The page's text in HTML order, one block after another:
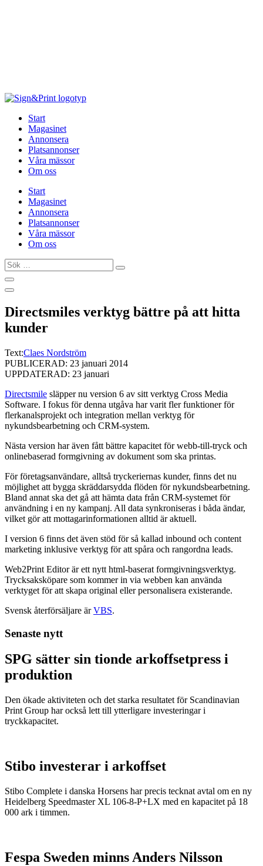
Start
Magasinet
Annonsera
Platsannonser
Våra mässor
Om oss
Start
Magasinet
Annonsera
Platsannonser
Våra mässor
Om oss
Sök
…
Directsmiles verktyg bättre på att hitta
kunder
Text:Claes Nordström
PUBLICERAD: 23 januari 2014
UPPDATERAD: 23 januari
Directsmile släpper nu version 6 av sitt verktyg Cross Media
Software. I fokus för denna utgåva har varit fler funktioner för
flerkanalsprojekt och integration mellan verktyg för
nykundsbearbetning och CRM-system.
Nästa version har även fått bättre kapacitet för webb-till-tryck och
onlinebaserad formgivning av dokument som ska printas.
För företagsanvändare, alltså tryckeriernas kunder, finns det nu
möjlighet att bygga skräddarsydda flöden för nykundsbearbetning.
Bland annat ska det gå att hämta data från CRM-systemet för
användning i en ny kampanj. All data synkroniseras i båda ändar,
vilket gör att mottagarinformationen alltid är aktuell.
I version 6 finns det även stöd för så kallad inbound och content
marketing inklusive verktyg för att spåra och rangordna leads.
Web2Print Editor är ett nytt html-baserat formgivningsverktyg.
Trycksaksköpare som kommer in via webben kan använda
verktyget för att skapa original eller personalisera existerande.
Svensk återförsäljare ärVBS.
Senaste nytt
SPG sätter sin tionde arkoffsetpress i
produktion
Den ökade aktiviteten och det starka resultatet för Scandinavian
Print Group har också lett till ytterligare investeringar i
tryckkapacitet.
Stibo investerar i arkoffset
Stibo Complete i danska Horsens har precis tecknat avtal om en ny
Heidelberg Speedmaster XL 106-8-P+LX med en kapacitet på 18
000 ark i timmen.
Fespa Sweden minns Anders Nilsson